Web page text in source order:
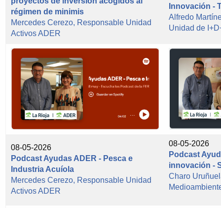
régimen de minimis
Mercedes Cerezo, Responsable Unidad
Activos ADER
Innovación -
Alfredo
Unidad de
08-05-2026
Podcast Ayudas ADER - Pesca e
Industria Acuíola
Mercedes Cerezo, Responsable Unidad
Activos ADER
08-05-2026
Podcast
innovación -
Charo